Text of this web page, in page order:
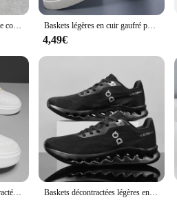
ASICS Smile-Chaussures de course pour hommes et femmes, baskets basses, anti-ald, respirantes, légères, sans luminelace, rencontre Baskets légères en cuir gaufré pour hommes, chaussures de skateboard souples et polyvalentes, respirantes et décontractées
4,49€
Chaussures de sport décontractées pour hommes, baskets de course respirantes, chaussures à plateforme blanches, extérieur, non ald, mode Baskets décontractées légères en maille pour hommes, chaussures de course, chaussures de marche, chaussures de basket-ball, chaussures de tennis, nouveau